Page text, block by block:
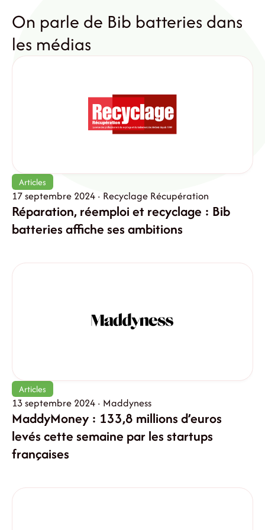
On parle de Bib batteries dans
les médias
Articles
17 septembre 2024 · Recyclage Récupération
Réparation, réemploi et recyclage : Bib
batteries affiche ses ambitions
Articles
13 septembre 2024 · Maddyness
MaddyMoney : 133,8 millions d’euros
levés cette semaine par les startups
françaises